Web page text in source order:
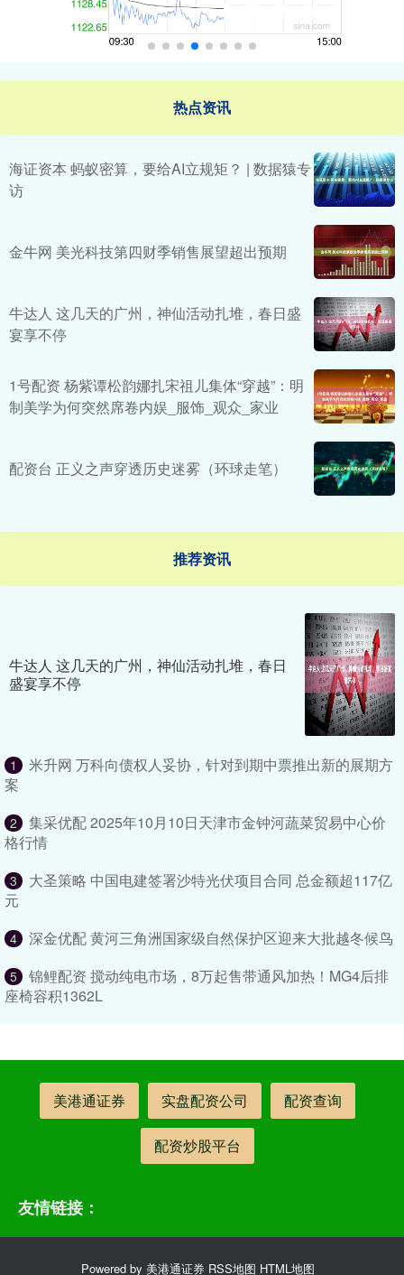
热点资讯
海证资本 蚂蚁密算，要给AI立规矩？ | 数据猿专
访
金牛网 美光科技第四财季销售展望超出预期
牛达人 这几天的广州，神仙活动扎堆，春日盛
宴享不停
1号配资 杨紫谭松韵娜扎宋祖儿集体“穿越”：明
制美学为何突然席卷内娱_服饰_观众_家业
配资台 正义之声穿透历史迷雾（环球走笔）
推荐资讯
牛达人 这几天的广州，神仙活动扎堆，春日
盛宴享不停
1
米升网 万科向债权人妥协，针对到期中票推出新的展期方
案
2
集采优配 2025年10月10日天津市金钟河蔬菜贸易中心价
格行情
3
大圣策略 中国电建签署沙特光伏项目合同 总金额超117亿
元
4 深金优配 黄河三角洲国家级自然保护区迎来大批越冬候鸟
5
锦鲤配资 搅动纯电市场，8万起售带通风加热！MG4后排
座椅容积1362L
美港通证券 实盘配资公司 配资查询
配资炒股平台
友情链接：
Powered by 美港通证券 RSS地图 HTML地图